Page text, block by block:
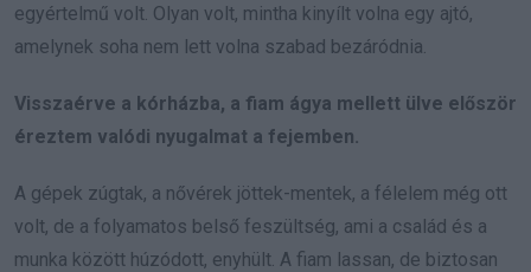
egyértelmű volt. Olyan volt, mintha kinyílt volna egy ajtó,
amelynek soha nem lett volna szabad bezáródnia.
Visszaérve a kórházba, a fiam ágya mellett ülve először
éreztem valódi nyugalmat a fejemben.
A gépek zúgtak, a nővérek jöttek-mentek, a félelem még ott
volt, de a folyamatos belső feszültség, ami a család és a
munka között húzódott, enyhült. A fiam lassan, de biztosan